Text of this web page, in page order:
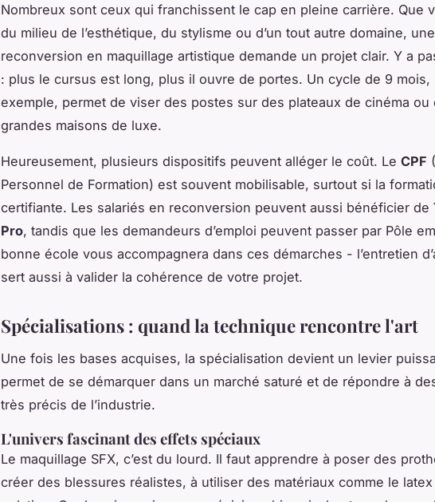
Nombreux sont ceux qui franchissent le cap en pleine carrière. Que
du milieu de l’esthétique, du stylisme ou d’un tout autre domaine, une
reconversion en maquillage artistique demande un projet clair. Y a
: plus le cursus est long, plus il ouvre de portes. Un cycle de 9 mois,
exemple, permet de viser des postes sur des plateaux de cinéma ou
grandes maisons de luxe.
Heureusement, plusieurs dispositifs peuvent alléger le coût. Le CPF
Personnel de Formation) est souvent mobilisable, surtout si la
certifiante. Les salariés en reconversion peuvent aussi bénéficier de
Pro, tandis que les demandeurs d’emploi peuvent passer par Pôle
bonne école vous accompagnera dans ces démarches - l’entretien
sert aussi à valider la cohérence de votre projet.
Spécialisations : quand la technique rencontre l'art
Une fois les bases acquises, la spécialisation devient un levier
permet de se démarquer dans un marché saturé et de répondre à
très précis de l’industrie.
L'univers fascinant des effets spéciaux
Le maquillage SFX, c’est du lourd. Il faut apprendre à poser des
créer des blessures réalistes, à utiliser des matériaux comme le latex